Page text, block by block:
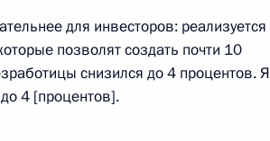
3
для инвесторов: реализуется
позволят создать почти 10
снизился до 4 процентов. Я
4 [процентов].